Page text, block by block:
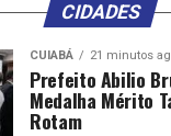
CIDADES
CUIABÁ 21 minutos
Prefeito Abilio
Medalha Mérito
Rotam